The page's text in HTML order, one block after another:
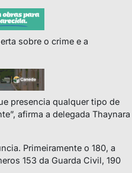
sobre o crime e a
presencia qualquer tipo de
afirma a delegada Thaynara
Primeiramente o 180, a
153 da Guarda Civil, 190